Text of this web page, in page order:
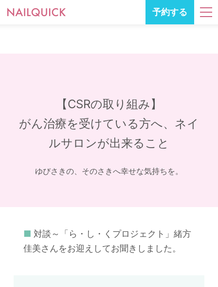
予約する
【CSRの取り組み】
がん治療を受けている方へ、ネイ
ルサロンが出来ること
ゆびさきの、そのさきへ幸せな気持ちを。
■ 対談～「ら・し・くプロジェクト」緒方
佳美さんをお迎えしてお聞きしました。